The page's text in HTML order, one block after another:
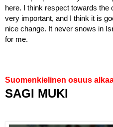
here. I think respect towards the
very important, and I think it is
nice change. It never snows in
for me.
Suomenkielinen osuus
SAGI MUKI